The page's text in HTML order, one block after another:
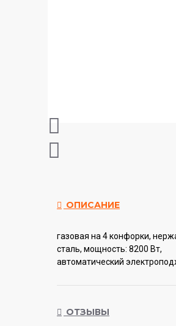
ОПИСАНИЕ
газовая на 4 конфорки,
сталь, мощность: 8200 Вт,
автоматический
Гарантия:12 мес.
ОТЗЫВЫ